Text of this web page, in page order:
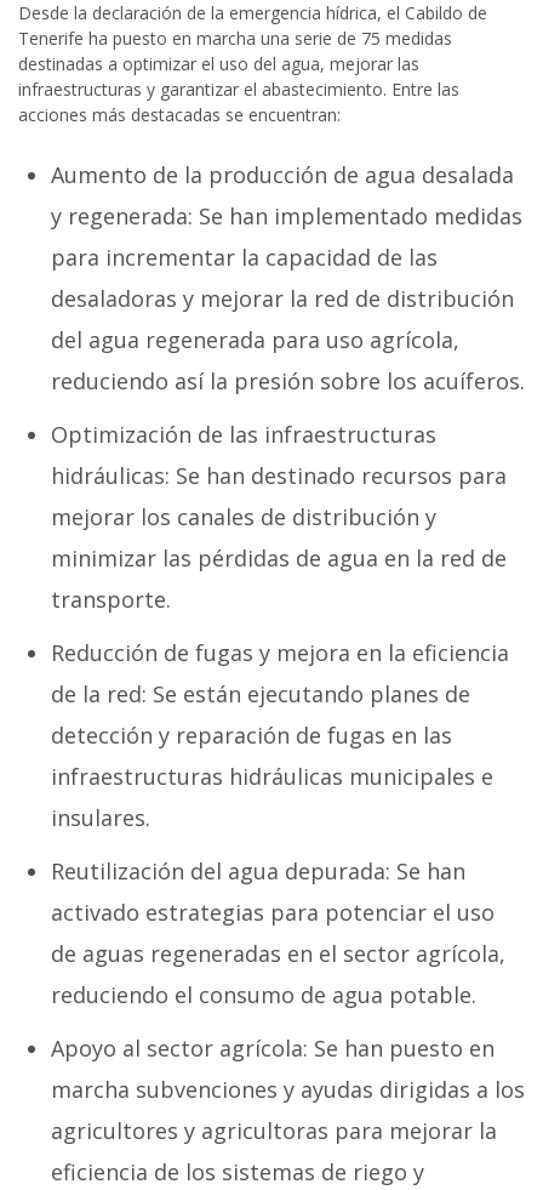
Desde la declaración de la emergencia hídrica, el Cabildo de
Tenerife ha puesto en marcha una serie de 75 medidas
destinadas a optimizar el uso del agua, mejorar las
infraestructuras y garantizar el abastecimiento. Entre las
acciones más destacadas se encuentran:
Aumento de la producción de agua desalada
y regenerada: Se han implementado medidas
para incrementar la capacidad de las
desaladoras y mejorar la red de distribución
del agua regenerada para uso agrícola,
reduciendo así la presión sobre los acuíferos.
Optimización de las infraestructuras
hidráulicas: Se han destinado recursos para
mejorar los canales de distribución y
minimizar las pérdidas de agua en la red de
transporte.
Reducción de fugas y mejora en la eficiencia
de la red: Se están ejecutando planes de
detección y reparación de fugas en las
infraestructuras hidráulicas municipales e
insulares.
Reutilización del agua depurada: Se han
activado estrategias para potenciar el uso
de aguas regeneradas en el sector agrícola,
reduciendo el consumo de agua potable.
Apoyo al sector agrícola: Se han puesto en
marcha subvenciones y ayudas dirigidas a los
agricultores y agricultoras para mejorar la
eficiencia de los sistemas de riego y